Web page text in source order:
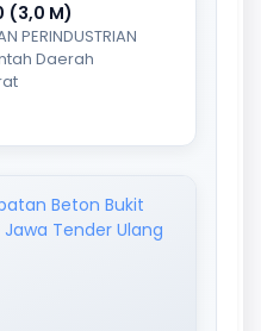
(3,0 M)
PERINDUSTRIAN
Daerah